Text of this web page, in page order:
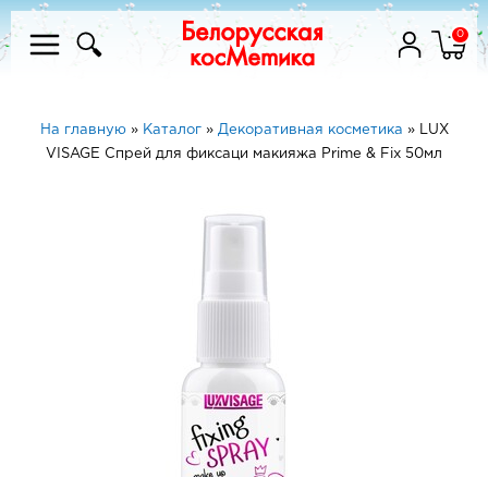
0
На главную» Каталог» Декоративная косметика »
LUX
VISAGE Спрей для фиксаци макияжа Prime & Fix 50мл